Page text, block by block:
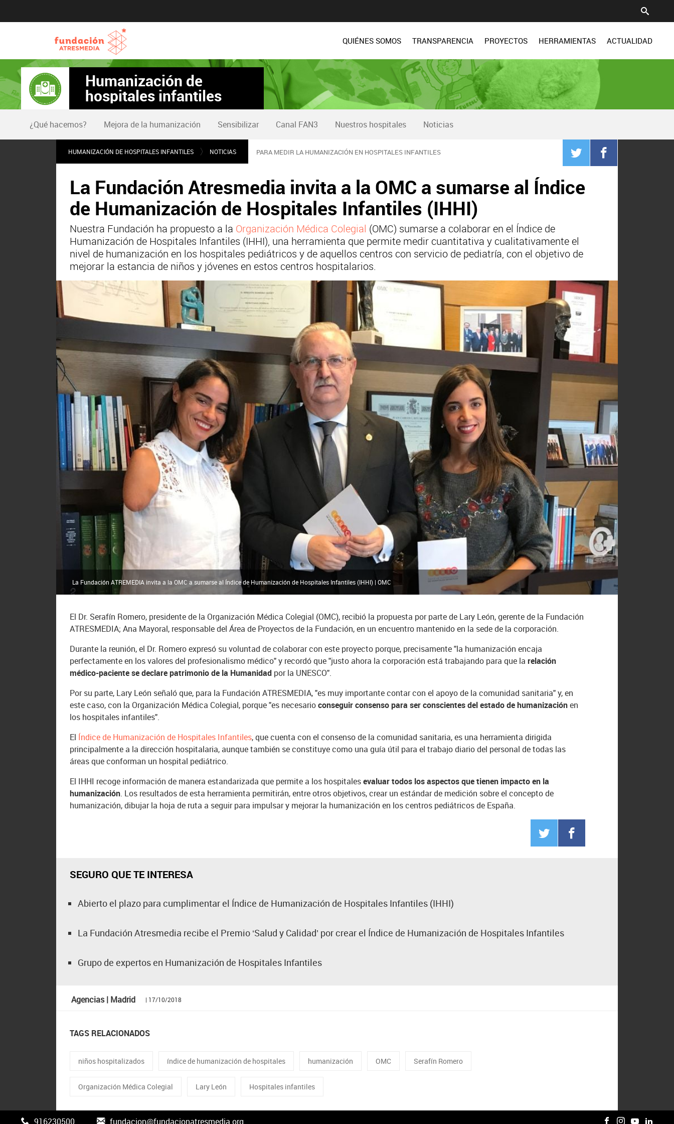
QUIÉNES SOMOS TRANSPARENCIA PROYECTOS HERRAMIENTAS ACTUALIDAD
Humanización de
hospitales infantiles
¿Qué hacemos? Mejora de la humanización Sensibilizar Canal FAN3 Nuestros hospitales Noticias
HUMANIZACIÓN DE HOSPITALES INFANTILES NOTICIAS PARA MEDIR LA HUMANIZACIÓN EN HOSPITALES INFANTILES
La Fundación Atresmedia invita a la OMC a sumarse al Índice
de Humanización de Hospitales Infantiles (IHHI)
Nuestra Fundación ha propuesto a la Organización Médica Colegial (OMC) sumarse a colaborar en el Índice de
Humanización de Hospitales Infantiles (IHHI), una herramienta que permite medir cuantitativa y cualitativamente el
nivel de humanización en los hospitales pediátricos y de aquellos centros con servicio de pediatría, con el objetivo de
mejorar la estancia de niños y jóvenes en estos centros hospitalarios.
La Fundación ATREMEDIA invita a la OMC a sumarse al Índice de Humanización de Hospitales Infantiles (IHHI) | OMC
El Dr. Serafín Romero, presidente de la Organización Médica Colegial (OMC), recibió la propuesta por parte de Lary León, gerente de la Fundación
ATRESMEDIA; Ana Mayoral, responsable del Área de Proyectos de la Fundación, en un encuentro mantenido en la sede de la corporación.
Durante la reunión, el Dr. Romero expresó su voluntad de colaborar con este proyecto porque, precisamente "la humanización encaja
perfectamente en los valores del profesionalismo médico" y recordó que "justo ahora la corporación está trabajando para que larelación
médico-paciente se declare patrimonio de la Humanidad por la UNESCO".
Por su parte, Lary León señaló que, para la Fundación ATRESMEDIA, "es muy importante contar con el apoyo de la comunidad sanitaria" y, en
este caso, con la Organización Médica Colegial, porque "es necesarioconseguir consenso para ser conscientes del estado de humanizaciónen
los hospitales infantiles".
El Índice de Humanización de Hospitales Infantiles, que cuenta con el consenso de la comunidad sanitaria, es una herramienta dirigida
principalmente a la dirección hospitalaria, aunque también se constituye como una guía útil para el trabajo diario del personal de todas las
áreas que conforman un hospital pediátrico.
El IHHI recoge información de manera estandarizada que permite a los hospitalesevaluar todos los aspectos que tienen impacto en la
humanización. Los resultados de esta herramienta permitirán, entre otros objetivos, crear un estándar de medición sobre el concepto de
humanización, dibujar la hoja de ruta a seguir para impulsar y mejorar la humanización en los centros pediátricos de España.
SEGURO QUE TE INTERESA
Abierto el plazo para cumplimentar el Índice de Humanización de Hospitales Infantiles (IHHI)
La Fundación Atresmedia recibe el Premio ‘Salud y Calidad’ por crear el Índice de Humanización de Hospitales Infantiles
Grupo de expertos en Humanización de Hospitales Infantiles
Agencias | Madrid | 17/10/2018
TAGS RELACIONADOS
niños hospitalizados índice de humanización de hospitales humanización OMC Serafín Romero
Organización Médica Colegial Lary León Hospitales infantiles
916230500 fundacion@fundacionatresmedia.org